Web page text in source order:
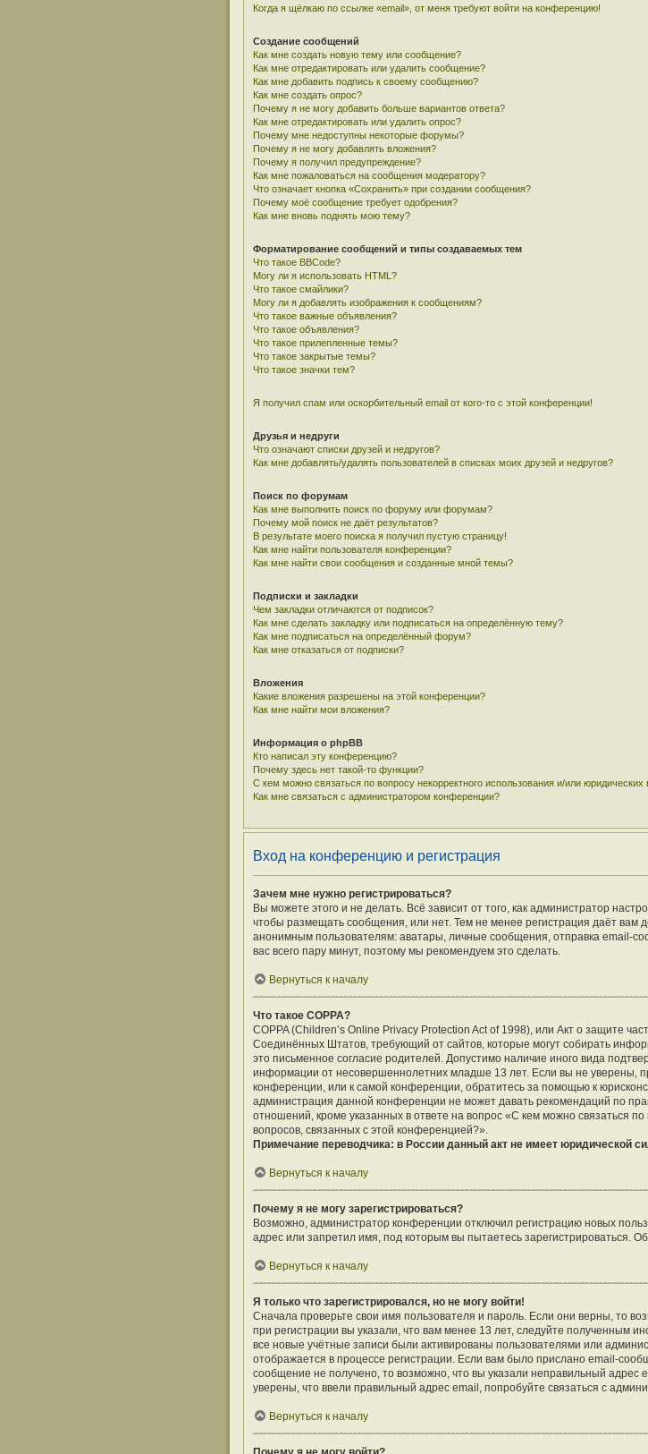
Когда я щёлкаю по ссылке «email», от меня требуют войти на конференцию!
Создание сообщений
Как мне создать новую тему или сообщение?
Как мне отредактировать или удалить сообщение?
Как мне добавить подпись к своему сообщению?
Как мне создать опрос?
Почему я не могу добавить больше вариантов ответа?
Как мне отредактировать или удалить опрос?
Почему мне недоступны некоторые форумы?
Почему я не могу добавлять вложения?
Почему я получил предупреждение?
Как мне пожаловаться на сообщения модератору?
Что означает кнопка «Сохранить» при создании сообщения?
Почему моё сообщение требует одобрения?
Как мне вновь поднять мою тему?
Форматирование сообщений и типы создаваемых тем
Что такое BBCode?
Могу ли я использовать HTML?
Что такое смайлики?
Могу ли я добавлять изображения к сообщениям?
Что такое важные объявления?
Что такое объявления?
Что такое прилепленные темы?
Что такое закрытые темы?
Что такое значки тем?
Я получил спам или оскорбительный email от кого-то с этой конференции!
Друзья и недруги
Что означают списки друзей и недругов?
Как мне добавлять/удалять пользователей в списках моих друзей и недругов?
Поиск по форумам
Как мне выполнить поиск по форуму или форумам?
Почему мой поиск не даёт результатов?
В результате моего поиска я получил пустую страницу!
Как мне найти пользователя конференции?
Как мне найти свои сообщения и созданные мной темы?
Подписки и закладки
Чем закладки отличаются от подписок?
Как мне сделать закладку или подписаться на определённую тему?
Как мне подписаться на определённый форум?
Как мне отказаться от подписки?
Вложения
Какие вложения разрешены на этой конференции?
Как мне найти мои вложения?
Информация о phpBB
Кто написал эту конференцию?
Почему здесь нет такой-то функции?
С кем можно связаться по вопросу некорректного использования и/или
Как мне связаться с администратором конференции?
Вход на конференцию и регистрация
Зачем мне нужно регистрироваться?
Вы можете этого и не делать. Всё зависит от того, как администратор
чтобы размещать сообщения, или нет. Тем не менее регистрация даёт вам
анонимным пользователям: аватары, личные сообщения, отправка email-
вас всего пару минут, поэтому мы рекомендуем это сделать.
Вернуться к началу
Что такое COPPA?
COPPA (Children’s Online Privacy Protection Act of 1998), или Акт о защите
Соединённых Штатов, требующий от сайтов, которые могут собирать
это письменное согласие родителей. Допустимо наличие иного вида
информации от несовершеннолетних младше 13 лет. Если вы не уверены,
конференции, или к самой конференции, обратитесь за помощью к
администрация данной конференции не может давать рекомендаций по
отношений, кроме указанных в ответе на вопрос «С кем можно связаться
вопросов, связанных с этой конференцией?».
Примечание переводчика: в России данный акт не имеет юридической
Вернуться к началу
Почему я не могу зарегистрироваться?
Возможно, администратор конференции отключил регистрацию новых
адрес или запретил имя, под которым вы пытаетесь зарегистрироваться.
Вернуться к началу
Я только что зарегистрировался, но не могу войти!
Сначала проверьте свои имя пользователя и пароль. Если они верны, то
при регистрации вы указали, что вам менее 13 лет, следуйте полученным
все новые учётные записи были активированы пользователями или
отображается в процессе регистрации. Если вам было прислано email-
сообщение не получено, то возможно, что вы указали неправильный адрес
уверены, что ввели правильный адрес email, попробуйте связаться с
Вернуться к началу